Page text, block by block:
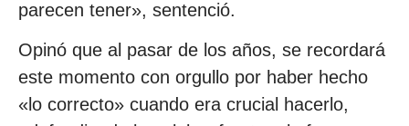
parecen tener», sentenció.
Opinó que al pasar de los años, se recordará
este momento con orgullo por haber hecho
«lo correcto» cuando era crucial hacerlo,